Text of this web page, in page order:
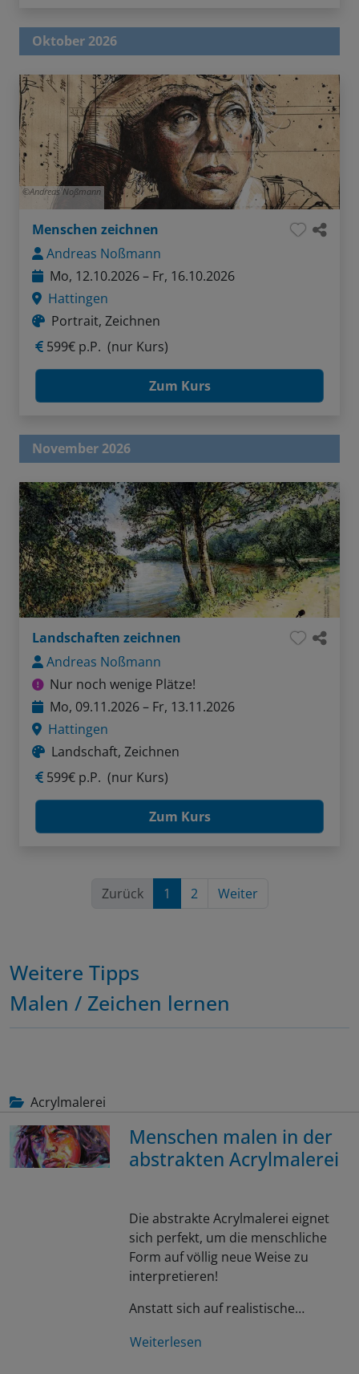
Oktober 2026
Andreas Noßmann
Menschen zeichnen
Andreas Noßmann
Mo, 12.10.2026 – Fr, 16.10.2026
Hattingen
Portrait, Zeichnen
599€ p.P. (nur Kurs)
Zum Kurs
November 2026
Landschaften zeichnen
Andreas Noßmann
Nur noch wenige Plätze!
Mo, 09.11.2026 – Fr, 13.11.2026
Hattingen
Landschaft, Zeichnen
599€ p.P. (nur Kurs)
Zum Kurs
Zurück 1 2 Weiter
Weitere Tipps
Malen / Zeichen lernen
Acrylmalerei
Menschen malen in der
abstrakten Acrylmalerei
Die abstrakte Acrylmalerei eignet
sich perfekt, um die menschliche
Form auf völlig neue Weise zu
interpretieren!
Anstatt sich auf realistische…
Weiterlesen